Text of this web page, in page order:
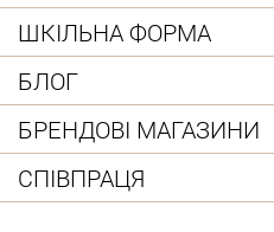
ШКІЛЬНА ФОРМА
БЛОГ
БРЕНДОВІ МАГАЗИНИ
СПІВПРАЦЯ